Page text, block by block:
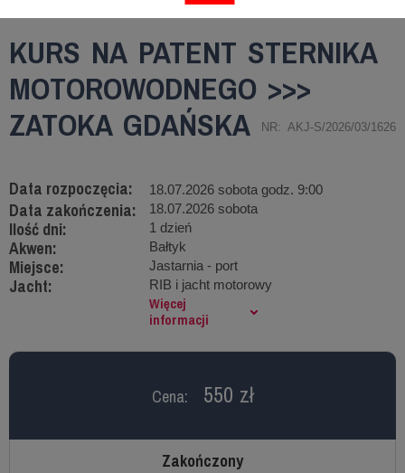
KURS NA PATENT STERNIKA
MOTOROWODNEGO >>>
ZATOKA GDAŃSKA
NR: AKJ-S/2026/03/1626
Data rozpoczęcia: 18.07.2026 sobota godz. 9:00
Data zakończenia: 18.07.2026 sobota
Ilość dni: 1 dzień
Akwen: Bałtyk
Miejsce: Jastarnia - port
Jacht: RIB i jacht motorowy
Więcej
informacji
Cena: 550 zł
Zakończony